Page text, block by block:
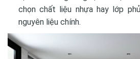
chọn chất liệu nhựa hay lớp
nguyên liệu chính.